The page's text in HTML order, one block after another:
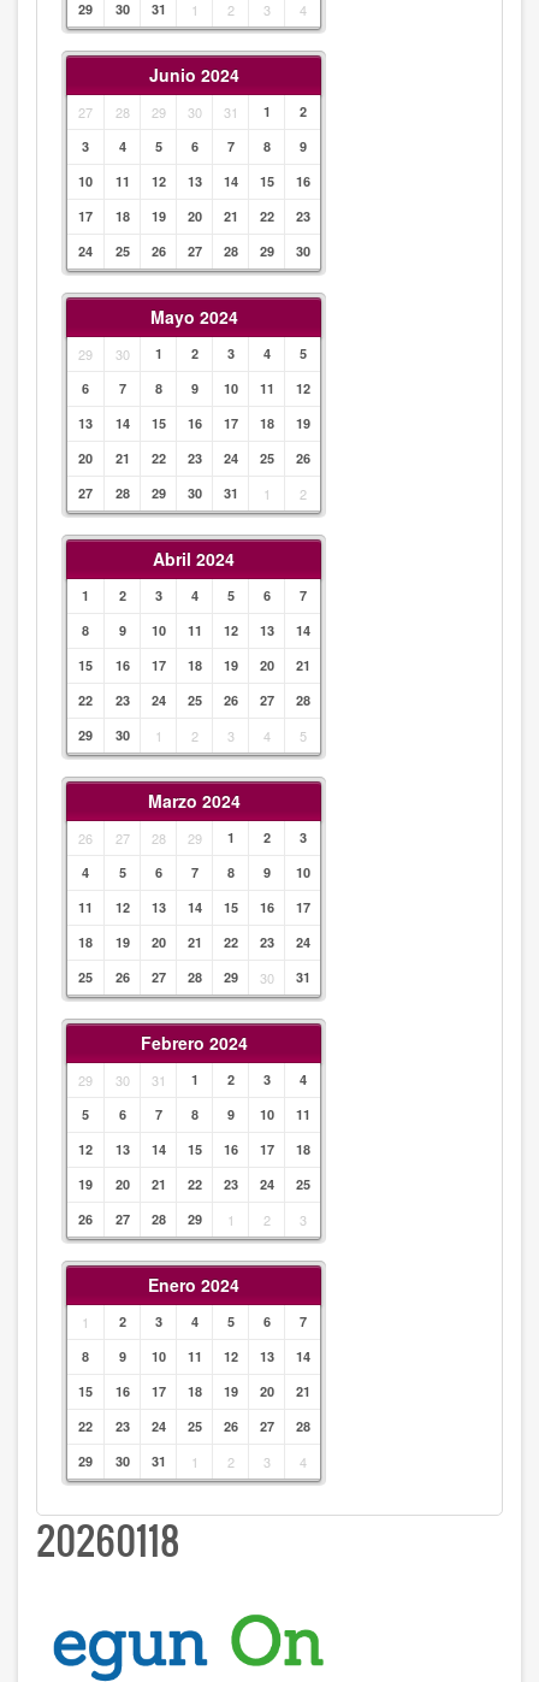
29
30 31 1 2 3 4
Junio 2024
27 28 29 30 31 1
2
3
4 5 6 7 8
9
10
11 12 13 14 15
16
17
18 19 20 21 22
23
24
25 26 27 28 29 30
Mayo 2024
29 30 1 2 3 4
5
6
7 8 9 10 11
12
13
14 15 16 17 18
19
20
21 22 23 24 25
26
27
28 29 30 31 1 2
Abril 2024
1 2 3 4 5 6
7
8
9 10 11 12 13
14
15
16 17 18 19 20
21
22
23 24 25 26 27
28
29
30 1 2 3 4 5
Marzo 2024
26 27 28 29 1 2
3
4
5 6 7 8 9
10
11
12 13 14 15 16
17
18
19 20 21 22 23
24
25
26 27 28 29 30 31
Febrero 2024
29 30 31 1 2 3
4
5
6 7 8 9 10
11
12
13 14 15 16 17
18
19
20 21 22 23 24
25
26
27 28 29 1 2 3
Enero 2024
1 2 3 4 5 6
7
8
9 10 11 12 13
14
15
16 17 18 19 20
21
22
23 24 25 26 27
28
29
30 31 1 2 3 4
20260118